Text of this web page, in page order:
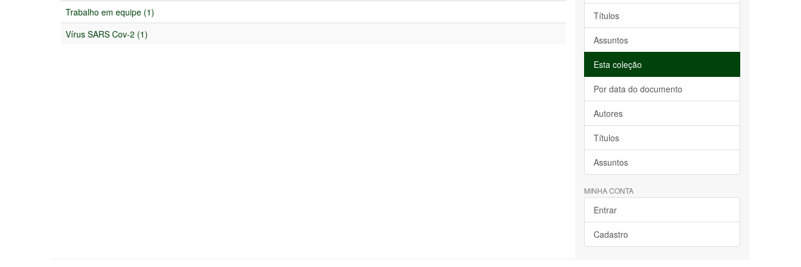
Trabalho em equipe (1)
Vírus SARS Cov-2 (1)
Títulos
Assuntos
Esta coleção
Por data do documento
Autores
Títulos
Assuntos
MINHA CONTA
Entrar
Cadastro